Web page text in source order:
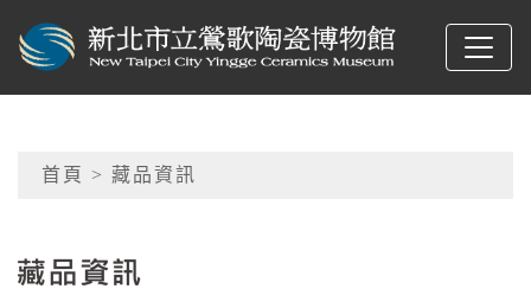
新北市立鶯歌陶瓷博物
網頁導覽
首頁 > 藏品資訊